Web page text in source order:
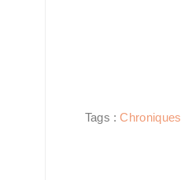
Tags :Chroniques